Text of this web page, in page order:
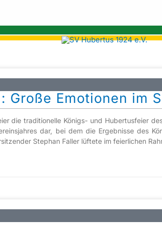
Emotionen im
die traditionelle Königs- und Hubertusfeier
dar, bei dem die Ergebnisse des
Stephan Faller lüftete im feierlichen